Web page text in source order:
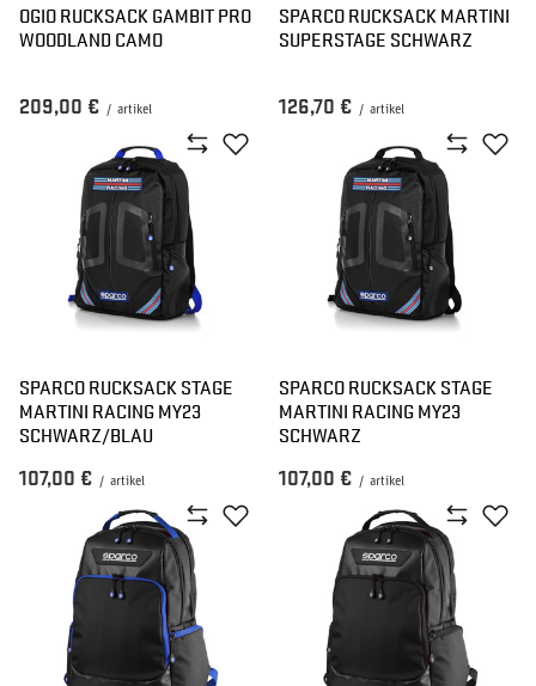
OGIO RUCKSACK GAMBIT PRO
WOODLAND CAMO
209,00 € / artikel
SPARCO RUCKSACK MARTINI
SUPERSTAGE SCHWARZ
126,70 € / artikel
SPARCO RUCKSACK STAGE
MARTINI RACING MY23
SCHWARZ/BLAU
107,00 € / artikel
SPARCO RUCKSACK STAGE
MARTINI RACING MY23
SCHWARZ
107,00 € / artikel